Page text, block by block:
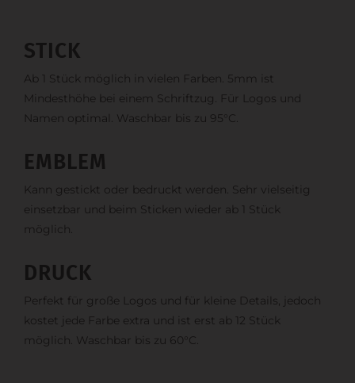
STICK
Ab 1 Stück möglich in vielen Farben. 5mm ist
Mindesthöhe bei einem Schriftzug. Für Logos und
Namen optimal. Waschbar bis zu 95°C.
EMBLEM
Kann gestickt oder bedruckt werden. Sehr vielseitig
einsetzbar und beim Sticken wieder ab 1 Stück
möglich.
DRUCK
Perfekt für große Logos und für kleine Details, jedoch
kostet jede Farbe extra und ist erst ab 12 Stück
möglich. Waschbar bis zu 60°C.